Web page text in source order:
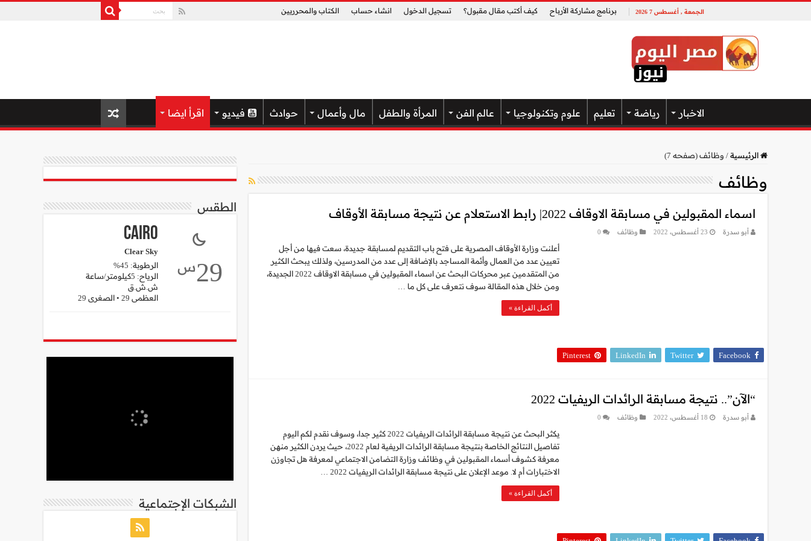
الجمعة , أغسطس 7 2026 برنامج مشاركة الأرباح كيف أكتب مقال مقبول؟ تسجيل الدخول انشاء حساب الكتاب والمحرريين
الاخبار رياضة تعليم علوم وتكنولوجيا عالم الفن المرأة والطفل مال وأعمال حوادث فيديو اقرأ ايضا
الرئيسية/ وظائف (صفحه 7)
وظائف
اسماء المقبولين في مسابقة الاوقاف 2022| رابط الاستعلام عن نتيجة مسابقة الأوقاف
أبو سدرة 23 أغسطس، 2022 وظائف 0
أعلنت وزارة الأوقاف المصرية على فتح باب التقديم لمسابقة جديدة، سعت فيها من أجل
تعيين عدد من العمال وأئمة المساجد بالإضافة إلى عدد من المدرسين، ولذلك يبحث الكثير
من المتقدمين عبر محركات البحث عن اسماء المقبولين في مسابقة الاوقاف 2022 الجديدة،
ومن خلال هذه المقالة سوف نتعرف على كل ما …
أكمل القراءة »
Facebook
Twitter
LinkedIn
Pinterest
“الآن”.. نتيجة مسابقة الرائدات الريفيات 2022
أبو سدرة 18 أغسطس، 2022 وظائف 0
يكثر البحث عن نتيجة مسابقة الرائدات الريفيات 2022 كثير جدا، وسوف نقدم لكم اليوم
تفاصيل النتائج الخاصة بنتيجة مسابقة الرائدات الريفية لعام 2022، حيث يردن الكثير منهن
معرفة كشوف أسماء المقبولين في وظائف وزارة التضامن الاجتماعي لمعرفة هل تجاوزن
الاختبارات أم لا. موعد الإعلان على نتيجة مسابقة الرائدات الريفيات 2022 …
أكمل القراءة »
الطقس
29س
Cairo
Clear Sky
الرطوبة: 45%
الرياح: 5كيلومتر/ساعة
ش.ش.ق‎
العظمى 29 • الصغرى 29
الشبكات الإجتماعية